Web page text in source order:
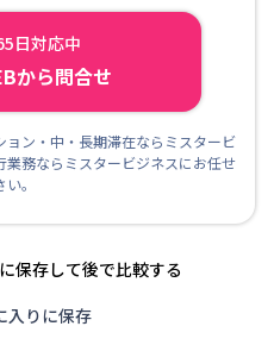
日対応中
から問合せ
ン・中・長期滞在ならミスタービ
務ならミスタービジネスにお任せ
。
保存して後で比較する
入りに保存